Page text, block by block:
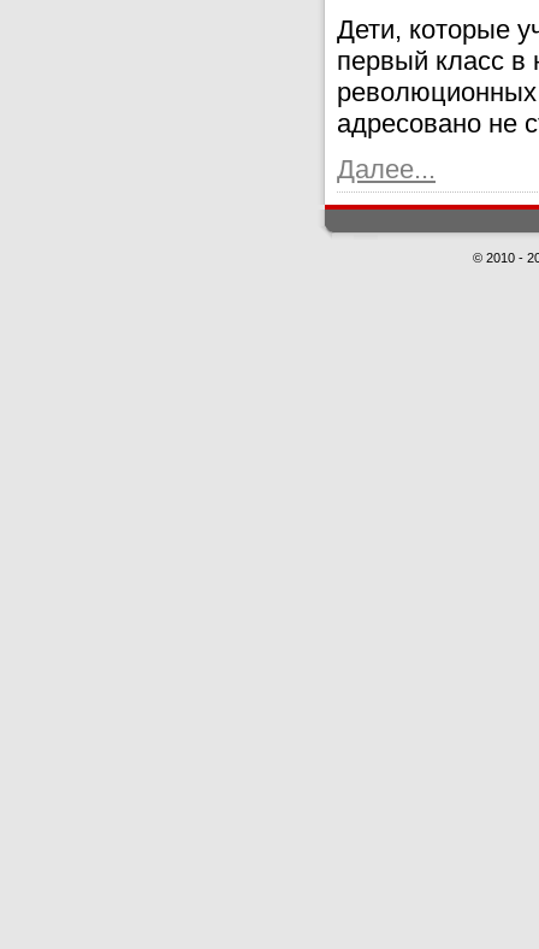
Дети, которые
первый класс в
революционных
адресовано не
Далее...
© 2010 -